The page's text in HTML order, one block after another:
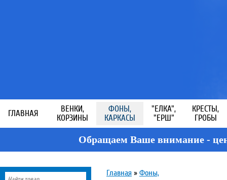
ГЛАВНАЯ
ВЕНКИ,
КОРЗИНЫ
ФОНЫ,
КАРКАСЫ
"ЕЛКА",
"ЕРШ"
КРЕСТЫ,
ГРОБЫ
Обращаем Ваше внимание -
Главная » Фоны,